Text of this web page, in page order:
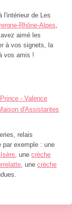
l'intérieur de Les
Rhône-Alpes
avez aimé les
à vos signets, la
vos amis !
- Valence
d'Assistantes
relais
par exemple : une
, une crèche
, une crèche